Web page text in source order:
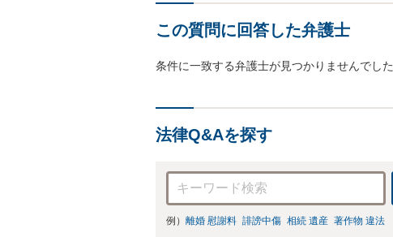
この質問に回答した弁護士
条件に一致する弁護士が見つかりませんでした
法律Q&Aを探す
例） 離婚 慰謝料 誹謗中傷 相続 遺産 著作物 違法